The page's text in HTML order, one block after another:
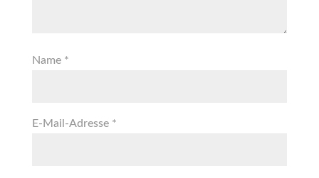
Name *
E-Mail-Adresse *